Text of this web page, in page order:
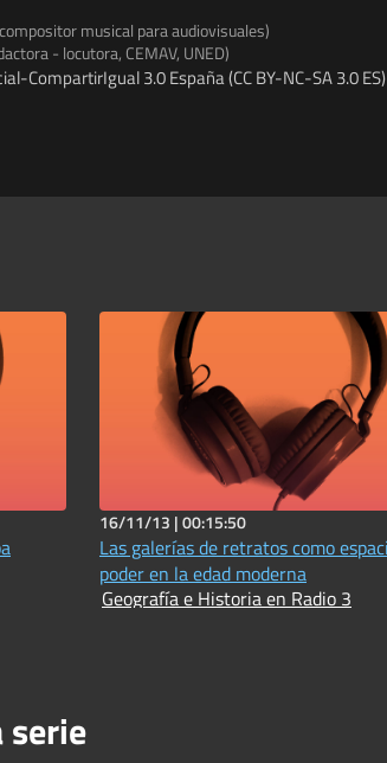
musical para audiovisuales)
- locutora, CEMAV, UNED)
CompartirIgual 3.0 España (CC BY-NC-SA 3.0 ES)
16/11/13 |00:15:50
Las galerías de retratos como
poder en la edad moderna
Geografía e Historia en Radio 3
serie